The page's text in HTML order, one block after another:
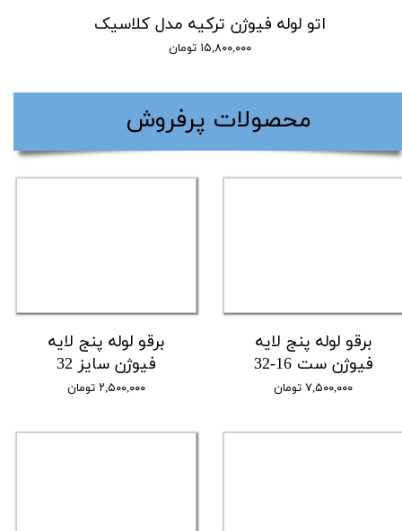
اتو لوله فیوژن ترکیه مدل کلاسیک
۱۵,۸۰۰,۰۰۰ تومان
برقو لوله پنج لایه
فیوژن ست 16-32
۷,۵۰۰,۰۰۰ تومان
برقو لوله پنج لایه
فیوژن سایز 32
۲,۵۰۰,۰۰۰ تومان
​محصولات پرفروش